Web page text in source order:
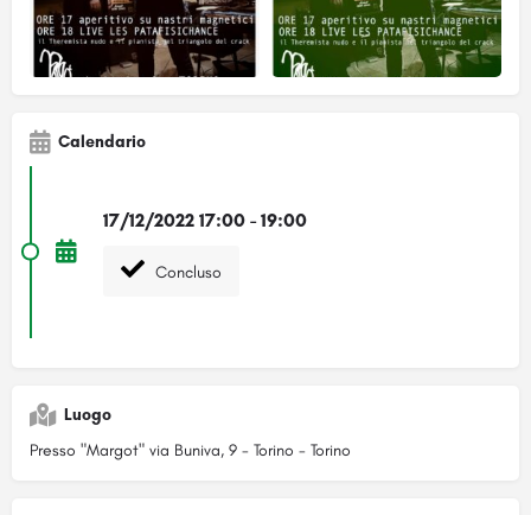
Calendario
17/12/2022 17:00 - 19:00
Concluso
Luogo
Presso "Margot" via Buniva, 9 - Torino - Torino